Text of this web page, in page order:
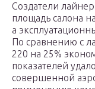
Создатели
площадь салона
а
По сравнению с
220 на 25%
показателей
совершенной